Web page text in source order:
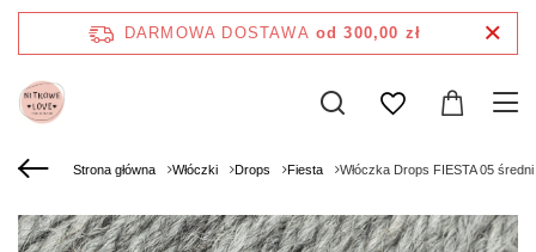
DARMOWA DOSTAWA od 300,00 zł
Strona główna Włóczki Drops Fiesta Włóczka Drops FIESTA 05